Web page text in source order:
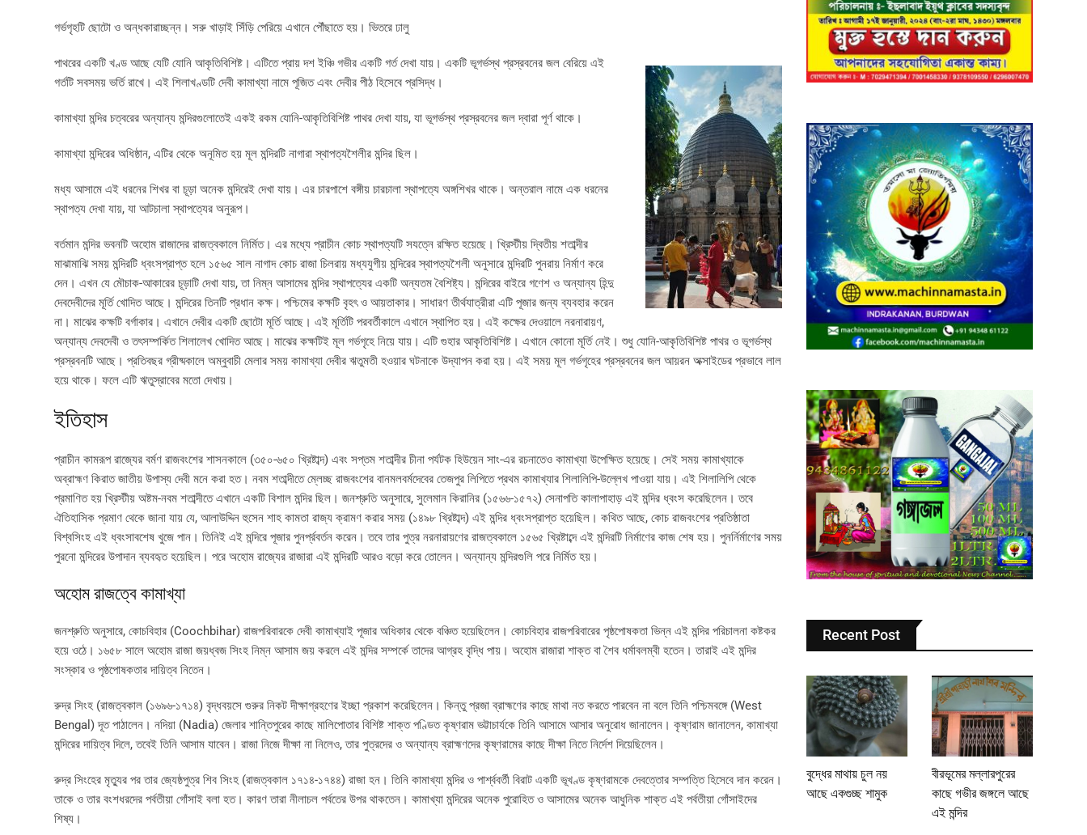
গর্ভগৃহটি ছোটো ও অন্ধকারাচ্ছন্ন। সরু খাড়াই সিঁড়ি পেরিয়ে এখানে পৌঁছাতে হয়। ভিতরে ঢালু
পাথরের একটি খণ্ড আছে যেটি যোনি আকৃতিবিশিষ্ট। এটিতে প্রায় দশ ইঞ্চি গভীর একটি গর্ত দেখা যায়। একটি ভূগর্ভস্থ প্রস্রবনের জল বেরিয়ে এই
গর্তটি সবসময় ভর্তি রাখে। এই শিলাখণ্ডটি দেবী কামাখ্যা নামে পূজিত এবং দেবীর পীঠ হিসেবে প্রসিদ্ধ।
কামাখ্যা মন্দির চত্বরের অন্যান্য মন্দিরগুলোতেই একই রকম যোনি-আকৃতিবিশিষ্ট পাথর দেখা যায়, যা ভূগর্ভস্থ প্রস্রবনের জল দ্বারা পূর্ণ থাকে।
কামাখ্যা মন্দিরের অধিষ্ঠান, এটির থেকে অনূমিত হয় মূল মন্দিরটি নাগারা স্থাপত্যশৈলীর মন্দির ছিল।
মধ্য আসামে এই ধরনের শিখর বা চূড়া অনেক মন্দিরেই দেখা যায়। এর চারপাশে বঙ্গীয় চারচালা স্থাপত্যে অঙ্গশিখর থাকে। অন্তরাল নামে এক ধরনের
স্থাপত্য দেখা যায়, যা আটচালা স্থাপত্যের অনুরূপ।
বর্তমান মন্দির ভবনটি অহোম রাজাদের রাজত্বকালে নির্মিত। এর মধ্যে প্রাচীন কোচ স্থাপত্যটি সযত্নে রক্ষিত হয়েছে। খ্রিস্টীয় দ্বিতীয় শতাব্দীর
মাঝামাঝি সময় মন্দিরটি ধ্বংসপ্রাপ্ত হলে ১৫৬৫ সাল নাগাদ কোচ রাজা চিলরায় মধ্যযুগীয় মন্দিরের স্থাপত্যশৈলী অনুসারে মন্দিরটি পুনরায় নির্মাণ করে
দেন। এখন যে মৌচাক-আকারের চূড়াটি দেখা যায়, তা নিম্ন আসামের মন্দির স্থাপত্যের একটি অন্যতম বৈশিষ্ট্য। মন্দিরের বাইরে গণেশ ও অন্যান্য হিন্দু
দেবদেবীদের মূর্তি খোদিত আছে। মন্দিরের তিনটি প্রধান কক্ষ। পশ্চিমের কক্ষটি বৃহৎ ও আয়তাকার। সাধারণ তীর্থযাত্রীরা এটি পূজার জন্য ব্যবহার করেন
না। মাঝের কক্ষটি বর্গাকার। এখানে দেবীর একটি ছোটো মূর্তি আছে। এই মূর্তিটি পরবর্তীকালে এখানে স্থাপিত হয়। এই কক্ষের দেওয়ালে নরনারায়ণ,
অন্যান্য দেবদেবী ও তৎসম্পর্কিত শিলালেখ খোদিত আছে। মাঝের কক্ষটিই মূল গর্ভগৃহে নিয়ে যায়। এটি গুহার আকৃতিবিশিষ্ট। এখানে কোনো মূর্তি নেই। শুধু যোনি-আকৃতিবিশিষ্ট পাথর ও ভূগর্ভস্থ
প্রস্রবনটি আছে। প্রতিবছর গ্রীষ্মকালে অম্বুবাচী মেলার সময় কামাখ্যা দেবীর ঋতুমতী হওয়ার ঘটনাকে উদ্‌যাপন করা হয়। এই সময় মূল গর্ভগৃহের প্রস্রবনের জল আয়রন অক্সাইডের প্রভাবে লাল
হয়ে থাকে। ফলে এটি ঋতুস্রাবের মতো দেখায়।
ইতিহাস
প্রাচীন কামরূপ রাজ্যের বর্মণ রাজবংশের শাসনকালে (৩৫০-৬৫০ খ্রিষ্টাব্দ) এবং সপ্তম শতাব্দীর চীনা পর্যটক হিউয়েন সাং-এর রচনাতেও কামাখ্যা উপেক্ষিত হয়েছে। সেই সময় কামাখ্যাকে
অব্রাহ্মণ কিরাত জাতীয় উপাস্য দেবী মনে করা হত। নবম শতাব্দীতে ম্লেচ্ছ রাজবংশের বানমলবর্মদেবের তেজপুর লিপিতে প্রথম কামাখ্যার শিলালিপি-উল্লেখ পাওয়া যায়। এই শিলালিপি থেকে
প্রমাণিত হয় খ্রিস্টীয় অষ্টম-নবম শতাব্দীতে এখানে একটি বিশাল মন্দির ছিল। জনশ্রুতি অনুসারে, সুলেমান কিরানির (১৫৬৬-১৫৭২) সেনাপতি কালাপাহাড় এই মন্দির ধ্বংস করেছিলেন। তবে
ঐতিহাসিক প্রমাণ থেকে জানা যায় যে, আলাউদ্দিন হুসেন শাহ কামতা রাজ্য ক্রামণ করার সময় (১৪৯৮ খ্রিষ্টাব্দ) এই মন্দির ধ্বংসপ্রাপ্ত হয়েছিল। কথিত আছে, কোচ রাজবংশের প্রতিষ্ঠাতা
বিশ্বসিংহ এই ধ্বংসাবশেষ খুজে পান। তিনিই এই মন্দিরে পূজার পুনর্প্রবর্তন করেন। তবে তার পুত্র নরনারায়ণের রাজত্বকালে ১৫৬৫ খ্রিষ্টাব্দে এই মন্দিরটি নির্মাণের কাজ শেষ হয়। পুনর্নির্মাণের সময়
পুরনো মন্দিরের উপাদান ব্যবহৃত হয়েছিল। পরে অহোম রাজ্যের রাজারা এই মন্দিরটি আরও বড়ো করে তোলেন। অন্যান্য মন্দিরগুলি পরে নির্মিত হয়।
অহোম রাজত্বে কামাখ্যা
জনশ্রুতি অনুসারে, কোচবিহার (Coochbihar) রাজপরিবারকে দেবী কামাখ্যাই পূজার অধিকার থেকে বঞ্চিত হয়েছিলেন। কোচবিহার রাজপরিবারের পৃষ্ঠপোষকতা ভিন্ন এই মন্দির পরিচালনা কষ্টকর
হয়ে ওঠে। ১৬৫৮ সালে অহোম রাজা জয়ধ্বজ সিংহ নিম্ন আসাম জয় করলে এই মন্দির সম্পর্কে তাদের আগ্রহ বৃদ্ধি পায়। অহোম রাজারা শাক্ত বা শৈব ধর্মাবলম্বী হতেন। তারাই এই মন্দির
সংস্কার ও পৃষ্ঠপোষকতার দায়িত্ব নিতেন।
রুদ্র সিংহ (রাজত্বকাল (১৬৯৬-১৭১৪) বৃদ্ধবয়সে গুরুর নিকট দীক্ষাগ্রহণের ইচ্ছা প্রকাশ করেছিলেন। কিন্তু প্রজা ব্রাহ্মণের কাছে মাথা নত করতে পারবেন না বলে তিনি পশ্চিমবঙ্গে (West
Bengal) দূত পাঠালেন। নদিয়া (Nadia) জেলার শান্তিপুরের কাছে মালিপোতার বিশিষ্ট শাক্ত পণ্ডিত কৃষ্ণরাম ভট্টাচার্যকে তিনি আসামে আসার অনুরোধ জানালেন। কৃষ্ণরাম জানালেন, কামাখ্যা
মন্দিরের দায়িত্ব দিলে, তবেই তিনি আসাম যাবেন। রাজা নিজে দীক্ষা না নিলেও, তার পুত্রদের ও অন্যান্য ব্রাহ্মণদের কৃষ্ণরামের কাছে দীক্ষা নিতে নির্দেশ দিয়েছিলেন।
রুদ্র সিংহের মৃত্যুর পর তার জ্যেষ্ঠপুত্র শিব সিংহ (রাজত্বকাল ১৭১৪-১৭৪৪) রাজা হন। তিনি কামাখ্যা মন্দির ও পার্শ্ববর্তী বিরাট একটি ভূখণ্ড কৃষ্ণরামকে দেবত্তোর সম্পত্তি হিসেবে দান করেন।
তাকে ও তার বংশধরদের পর্বতীয়া গোঁসাই বলা হত। কারণ তারা নীলাচল পর্বতের উপর থাকতেন। কামাখ্যা মন্দিরের অনেক পুরোহিত ও আসামের অনেক আধুনিক শাক্ত এই পর্বতীয়া গোঁসাইদের
শিষ্য।
Recent Post
বুদ্ধের মাথায় চুল নয়
আছে একগুচ্ছ শামুক
বীরভূমের মল্লারপুরের
কাছে গভীর জঙ্গলে আছে
এই মন্দির